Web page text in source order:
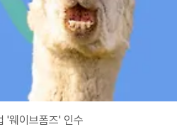
'웨이브폼즈' 인수